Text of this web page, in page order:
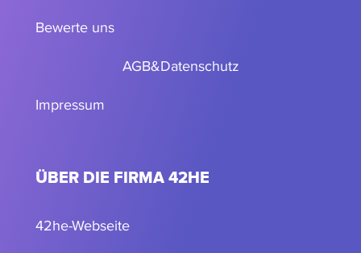
Bewerte uns
AGB&Datenschutz
Impressum
ÜBER DIE FIRMA 42HE
42he-Webseite